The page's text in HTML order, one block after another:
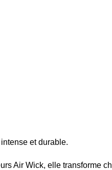
et durable.
Air Wick, elle transforme